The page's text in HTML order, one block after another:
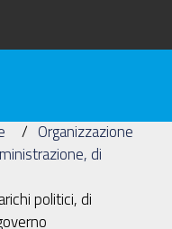
Organizzazione
di
politici, di